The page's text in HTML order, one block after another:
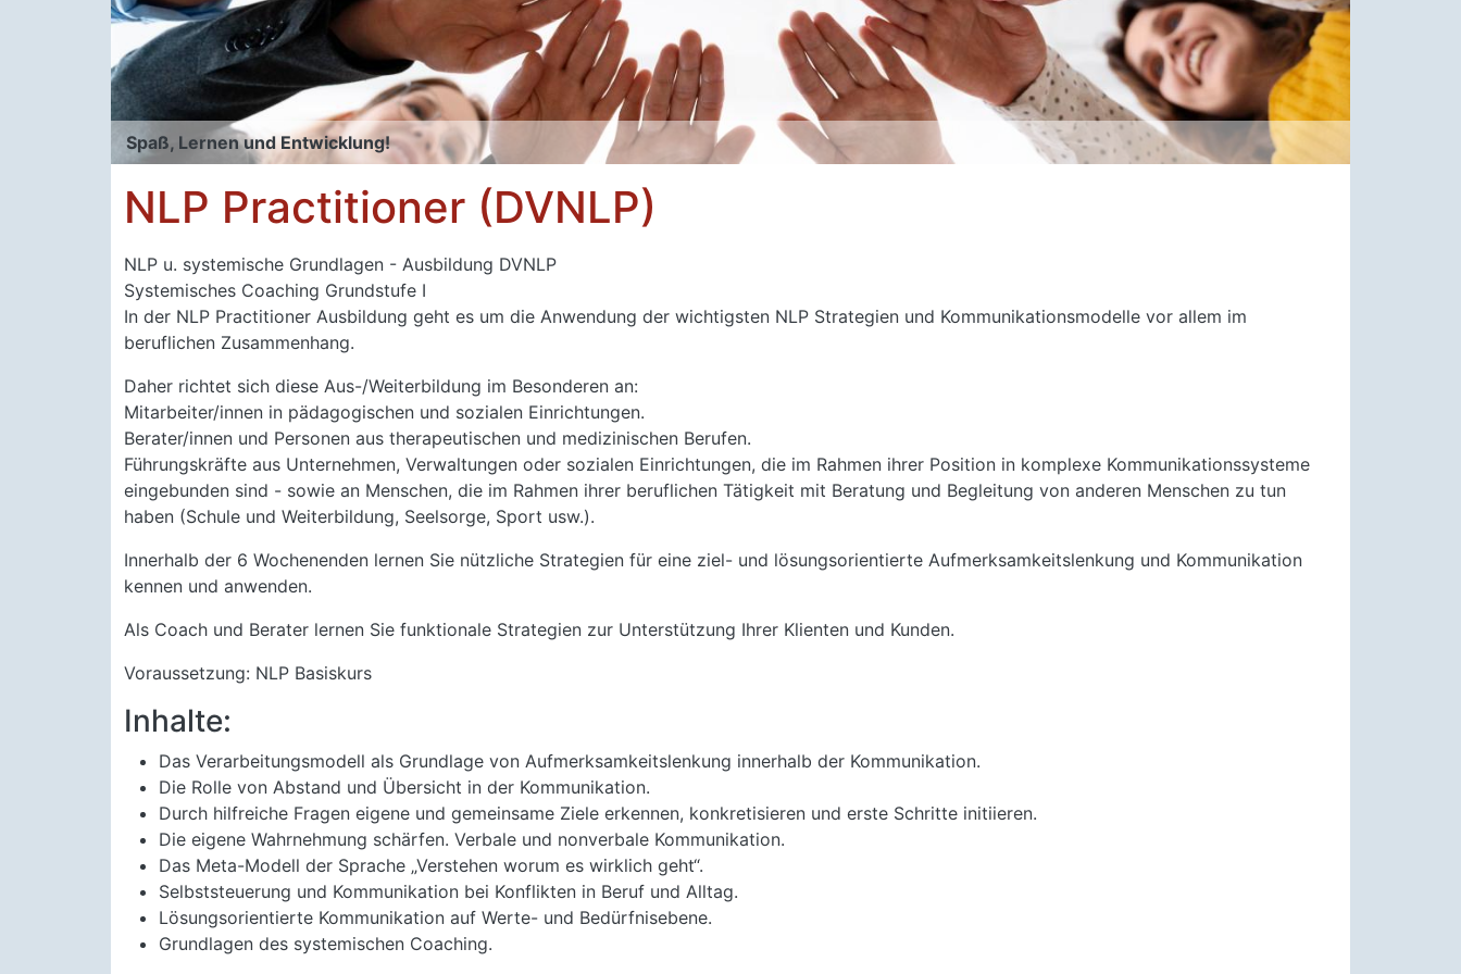
Spaß, Lernen und Entwicklung!
NLP Practitioner (DVNLP)
NLP u. systemische Grundlagen - Ausbildung DVNLP
Systemisches Coaching Grundstufe I
In der NLP Practitioner Ausbildung geht es um die Anwendung der wichtigsten NLP Strategien und Kommunikationsmodelle vor allem im
beruflichen Zusammenhang.
Daher richtet sich diese Aus-/Weiterbildung im Besonderen an:
Mitarbeiter/innen in pädagogischen und sozialen Einrichtungen.
Berater/innen und Personen aus therapeutischen und medizinischen Berufen.
Führungskräfte aus Unternehmen, Verwaltungen oder sozialen Einrichtungen, die im Rahmen ihrer Position in komplexe Kommunikationssysteme
eingebunden sind - sowie an Menschen, die im Rahmen ihrer beruflichen Tätigkeit mit Beratung und Begleitung von anderen Menschen zu tun
haben (Schule und Weiterbildung, Seelsorge, Sport usw.).
Innerhalb der 6 Wochenenden lernen Sie nützliche Strategien für eine ziel- und lösungsorientierte Aufmerksamkeitslenkung und Kommunikation
kennen und anwenden.
Als Coach und Berater lernen Sie funktionale Strategien zur Unterstützung Ihrer Klienten und Kunden.
Voraussetzung: NLP Basiskurs
Inhalte:
Das Verarbeitungsmodell als Grundlage von Aufmerksamkeitslenkung innerhalb der Kommunikation.
Die Rolle von Abstand und Übersicht in der Kommunikation.
Durch hilfreiche Fragen eigene und gemeinsame Ziele erkennen, konkretisieren und erste Schritte initiieren.
Die eigene Wahrnehmung schärfen. Verbale und nonverbale Kommunikation.
Das Meta-Modell der Sprache „Verstehen worum es wirklich geht“.
Selbststeuerung und Kommunikation bei Konflikten in Beruf und Alltag.
Lösungsorientierte Kommunikation auf Werte- und Bedürfnisebene.
Grundlagen des systemischen Coaching.